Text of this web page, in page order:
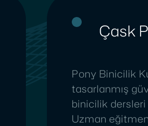
Çask
Pony Binicilik
tasarlanmış
binicilik
Uzman